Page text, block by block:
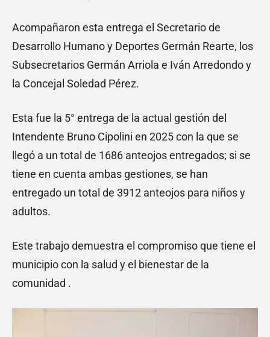
Acompañaron esta entrega el Secretario de
Desarrollo Humano y Deportes Germán Rearte, los
Subsecretarios Germán Arriola e Iván Arredondo y
la Concejal Soledad Pérez.
Esta fue la 5° entrega de la actual gestión del
Intendente Bruno Cipolini en 2025 con la que se
llegó a un total de 1686 anteojos entregados; si se
tiene en cuenta ambas gestiones, se han
entregado un total de 3912 anteojos para niños y
adultos.
Este trabajo demuestra el compromiso que tiene el
municipio con la salud y el bienestar de la
comunidad .